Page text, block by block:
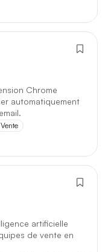
Chrome
automatiquement
Vente
artificielle
de vente en